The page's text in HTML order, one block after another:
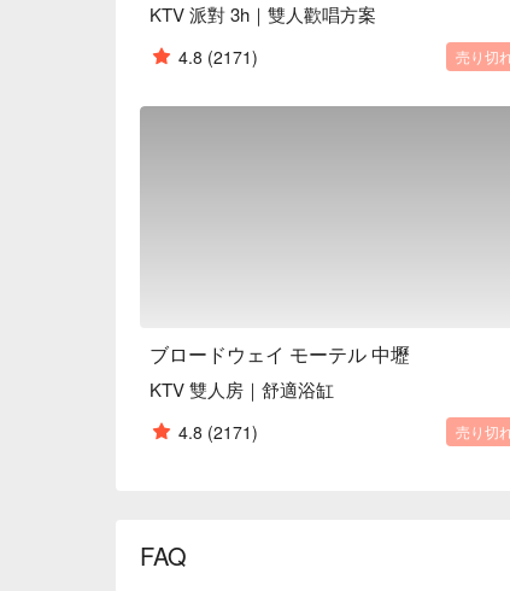
KTV 派對 3h｜雙人歡唱方案
4.8 (2171) 売り切
ブロードウェイ モーテル 中壢
KTV 雙人房｜舒適浴缸
4.8 (2171) 売り切
FAQ